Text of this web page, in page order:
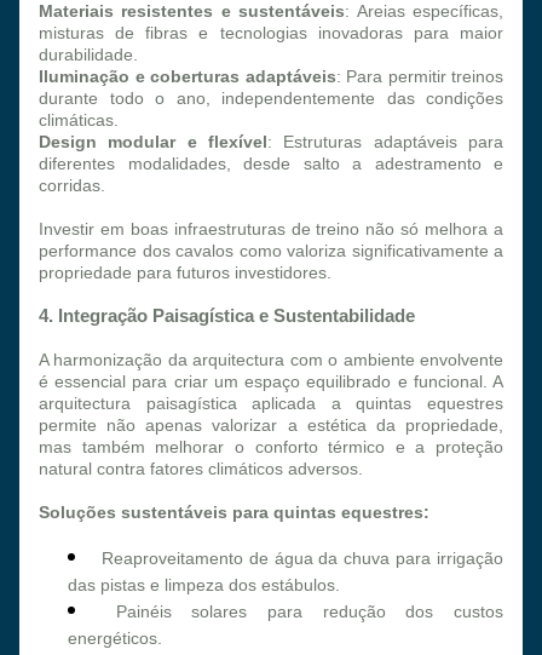
Materiais resistentes e sustentáveis: Areias específicas,
misturas de fibras e tecnologias inovadoras para maior
durabilidade.
Iluminação e coberturas adaptáveis: Para permitir treinos
durante todo o ano, independentemente das condições
climáticas.
Design modular e flexível: Estruturas adaptáveis para
diferentes modalidades, desde salto a adestramento e
corridas.
Investir em boas infraestruturas de treino não só melhora a
performance dos cavalos como valoriza significativamente a
propriedade para futuros investidores.
4. Integração Paisagística e Sustentabilidade
A harmonização da arquitectura com o ambiente envolvente
é essencial para criar um espaço equilibrado e funcional. A
arquitectura paisagística aplicada a quintas equestres
permite não apenas valorizar a estética da propriedade,
mas também melhorar o conforto térmico e a proteção
natural contra fatores climáticos adversos.
Soluções sustentáveis para quintas equestres:
Reaproveitamento de água da chuva para irrigação
das pistas e limpeza dos estábulos.
Painéis solares para redução dos custos
energéticos.